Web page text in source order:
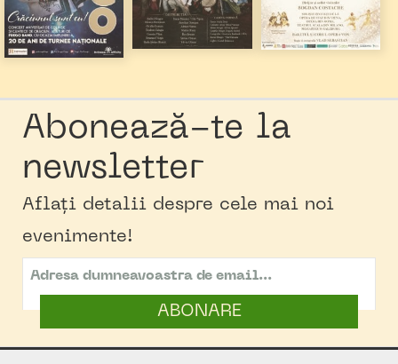
Abonează-te la
newsletter
Aflați detalii despre cele mai noi
evenimente!
ABONARE